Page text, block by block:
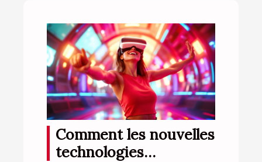
Comment les nouvelles
technologies